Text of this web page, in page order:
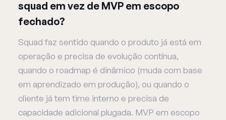
squad em vez de MVP em escopo
fechado?
Squad faz sentido quando o produto já está em
operação e precisa de evolução contínua,
quando o roadmap é dinâmico (muda com base
em aprendizado em produção), ou quando o
cliente já tem time interno e precisa de
capacidade adicional plugada. MVP em escopo